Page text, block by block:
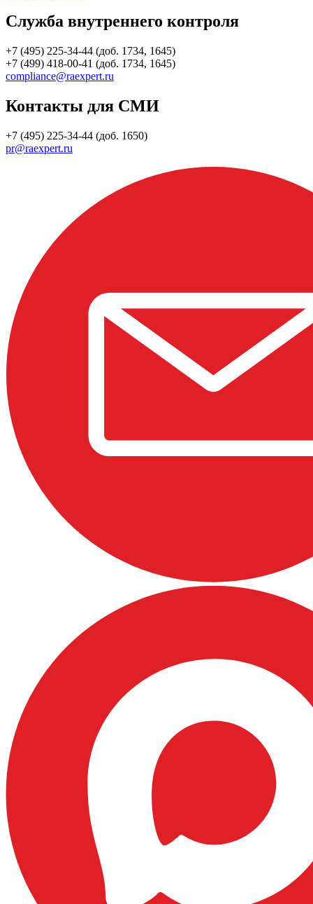
Служба внутреннего контроля
+7 (495) 225-34-44 (доб. 1734, 1645)
+7 (499) 418-00-41 (доб. 1734, 1645)
compliance@raexpert.ru
Контакты для СМИ
+7 (495) 225-34-44 (доб. 1650)
pr@raexpert.ru